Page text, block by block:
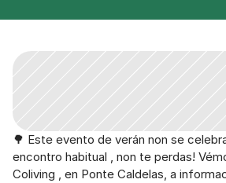
🌳 Este evento de verán non se
encontro habitual , non te perdas!
Coliving , en Ponte Caldelas, a